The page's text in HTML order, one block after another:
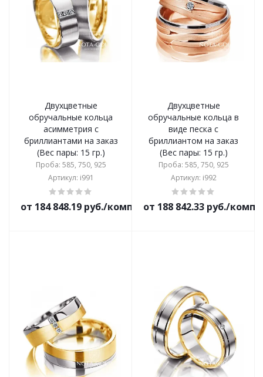
Двухцветные
обручальные кольца
асимметрия с
бриллиантами на заказ
(Вес пары: 15 гр.)
Проба: 585, 750, 925
Артикул: i991
от 184 848.19 руб./комплект
Двухцветные
обручальные кольца в
виде песка с
бриллиантом на заказ
(Вес пары: 15 гр.)
Проба: 585, 750, 925
Артикул: i992
от 188 842.33 руб./